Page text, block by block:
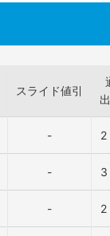
スライド値引
- 2
- 3
- 2